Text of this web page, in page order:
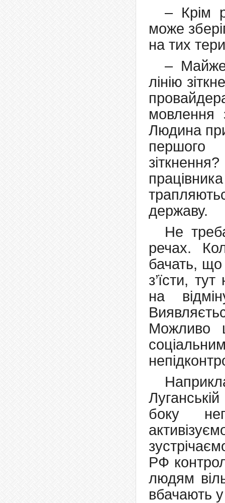
– Крім
може
на тих
– Майже
лінію
мовлення
Людина
першого
державу.
Не
речах.
бачать, що
з’їсти,
на
Можливо
боку
РФ
людям
вбачають